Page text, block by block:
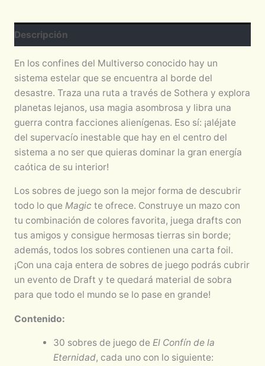
Descripción
En los confines del Multiverso conocido hay un
sistema estelar que se encuentra al borde del
desastre. Traza una ruta a través de Sothera y explora
planetas lejanos, usa magia asombrosa y libra una
guerra contra facciones alienígenas. Eso sí: ¡aléjate
del supervacío inestable que hay en el centro del
sistema a no ser que quieras dominar la gran energía
caótica de su interior!
Los sobres de juego son la mejor forma de descubrir
todo lo que Magic te ofrece. Construye un mazo con
tu combinación de colores favorita, juega drafts con
tus amigos y consigue hermosas tierras sin borde;
además, todos los sobres contienen una carta foil.
¡Con una caja entera de sobres de juego podrás cubrir
un evento de Draft y te quedará material de sobra
para que todo el mundo se lo pase en grande!
Contenido:
30 sobres de juego deEl Confín de la
Eternidad, cada uno con lo siguiente: